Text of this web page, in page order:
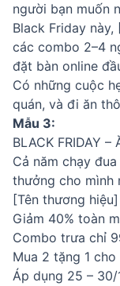
người bạn muốn
Black Friday
các combo 2–4
đặt bàn online
Có những cuộc
quán, và đi ăn
Mẫu 3:
BLACK FRIDAY –
Cả năm chạy
thưởng cho mình
[Tên thương
Giảm 40% toàn
Combo trưa chỉ
Mua 2 tặng 1
Áp dụng 25 – 30/